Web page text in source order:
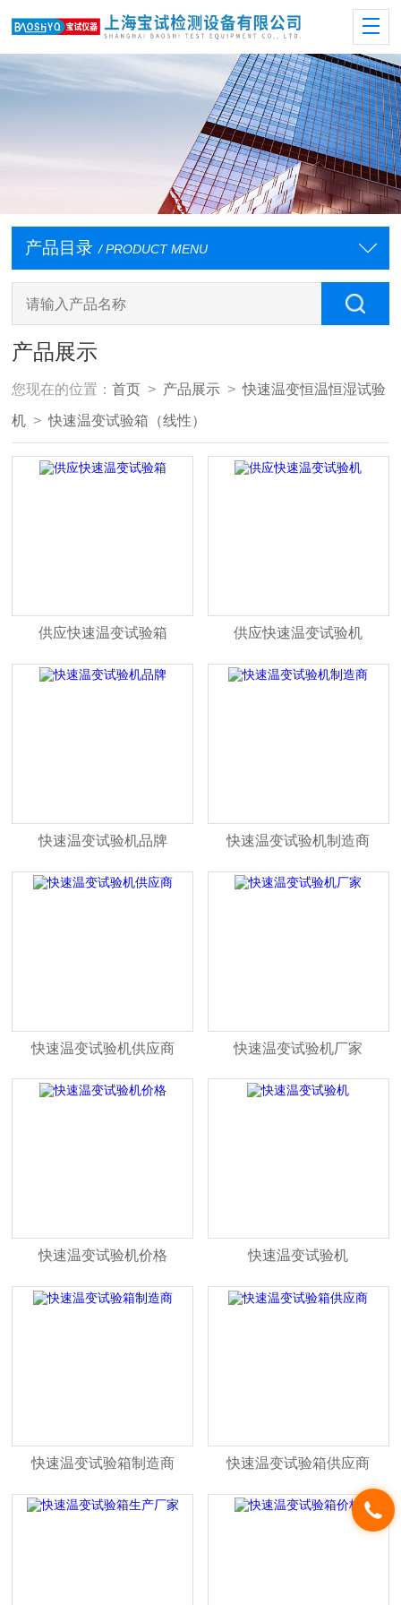
产品目录 / PRODUCT MENU
产品展示
您现在的位置：首页 > 产品展示 >快速温变恒温恒湿试验
机 >快速温变试验箱（线性）
供应快速温变试验箱 供应快速温变试验机
快速温变试验机品牌 快速温变试验机制造商
快速温变试验机供应商 快速温变试验机厂家
快速温变试验机价格 快速温变试验机
快速温变试验箱制造商 快速温变试验箱供应商